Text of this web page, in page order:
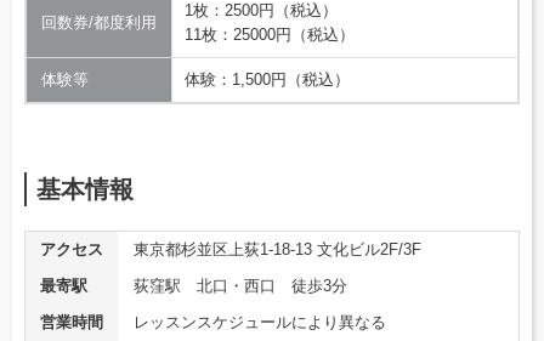
回数券/都度利用
1枚：2500円（税込）
11枚：25000円（税込）
体験等 体験：1,500円（税込）
基本情報
アクセス
東京都杉並区上荻1-18-13 文化ビル2F/3F
最寄駅
荻窪駅 北口・西口 徒歩3分
営業時間
レッスンスケジュールにより異なる